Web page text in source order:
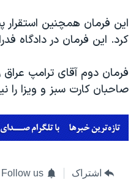
این فرمان همچنین استقرار
کرد. این فرمان در دادگاه
فرمان دوم آقای ترامپ
صاحبان کارت سبز و ویزا را
اشتراک Follow us